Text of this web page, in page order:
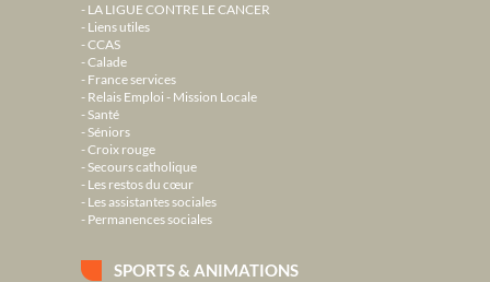
LA LIGUE CONTRE LE CANCER
Liens utiles
CCAS
Calade
France services
Relais Emploi - Mission Locale
Santé
Séniors
Croix rouge
Secours catholique
Les restos du cœur
Les assistantes sociales
Permanences sociales
SPORTS & ANIMATIONS